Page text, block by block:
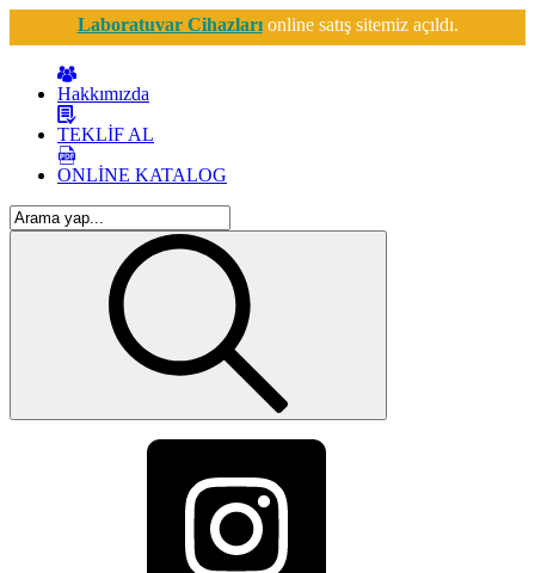
Laboratuvar Cihazlarıonline satış sitemiz açıldı.
Hakkımızda
TEKLİF AL
ONLİNE KATALOG